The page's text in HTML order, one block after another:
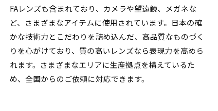
FAレンズも含まれており、カメラや望遠鏡、メガネな
ど、さまざまなアイテムに使用されています。日本の確
かな技術力とこだわりを詰め込んだ、高品質なものづく
りを心がけており、質の高いレンズなら表現力を高めら
れます。さまざまなエリアに生産拠点を構えているた
め、全国からのご依頼に対応できます。